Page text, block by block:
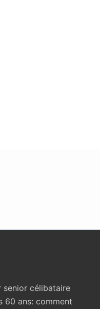
senior célibataire
60 ans: comment